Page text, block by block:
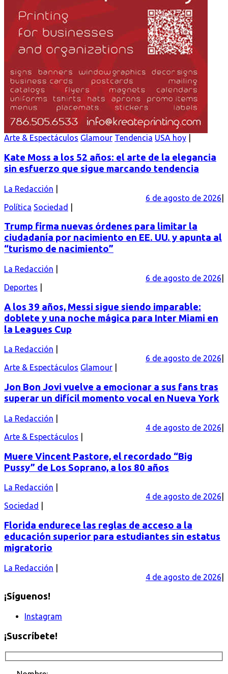
Arte & Espectáculos Glamour Tendencia USA hoy
Kate Moss a los 52 años: el arte de la elegancia
sin esfuerzo que sigue marcando tendencia
La Redacción
6 de agosto de 2026
Política Sociedad
Trump firma nuevas órdenes para limitar la
ciudadanía por nacimiento en EE. UU. y apunta al
“turismo de nacimiento”
La Redacción
6 de agosto de 2026
Deportes
A los 39 años, Messi sigue siendo imparable:
doblete y una noche mágica para Inter Miami en
la Leagues Cup
La Redacción
6 de agosto de 2026
Arte & Espectáculos Glamour
Jon Bon Jovi vuelve a emocionar a sus fans tras
superar un difícil momento vocal en Nueva York
La Redacción
4 de agosto de 2026
Arte & Espectáculos
Muere Vincent Pastore, el recordado “Big
Pussy” de Los Soprano, a los 80 años
La Redacción
4 de agosto de 2026
Sociedad
Florida endurece las reglas de acceso a la
educación superior para estudiantes sin estatus
migratorio
La Redacción
4 de agosto de 2026
¡Síguenos!
Instagram
¡Suscríbete!